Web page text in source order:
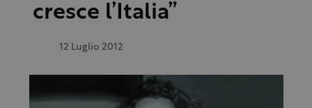
cresce l’Italia”
12 Luglio 2012